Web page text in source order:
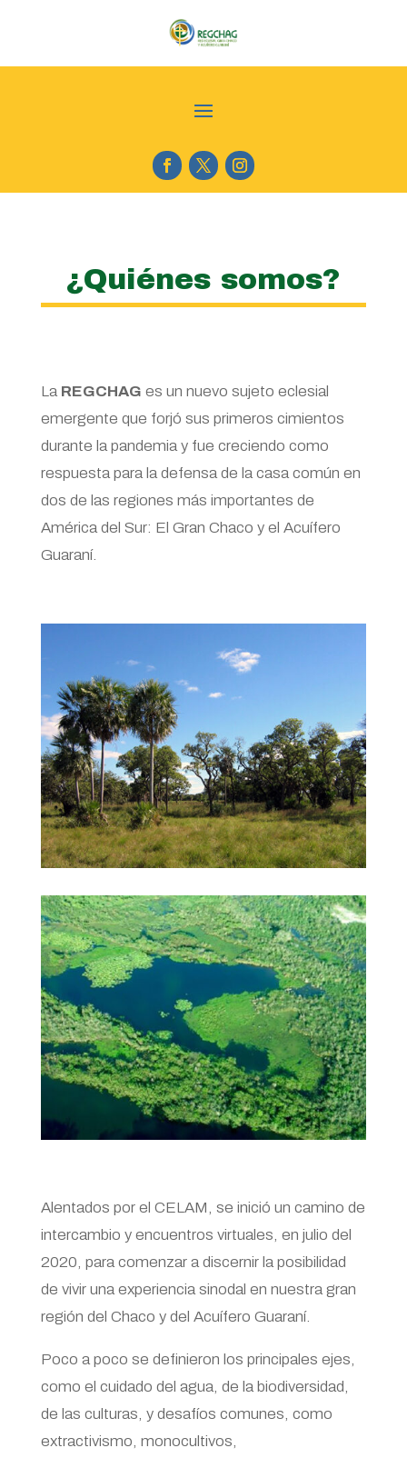
¿Quiénes somos?
La REGCHAG es un nuevo sujeto eclesial
emergente que forjó sus primeros cimientos
durante la pandemia y fue creciendo como
respuesta para la defensa de la casa común en
dos de las regiones más importantes de
América del Sur: El Gran Chaco y el Acuífero
Guaraní.
Alentados por el CELAM, se inició un camino de
intercambio y encuentros virtuales, en julio del
2020, para comenzar a discernir la posibilidad
de vivir una experiencia sinodal en nuestra gran
región del Chaco y del Acuífero Guaraní.
Poco a poco se definieron los principales ejes,
como el cuidado del agua, de la biodiversidad,
de las culturas, y desafíos comunes, como
extractivismo, monocultivos,